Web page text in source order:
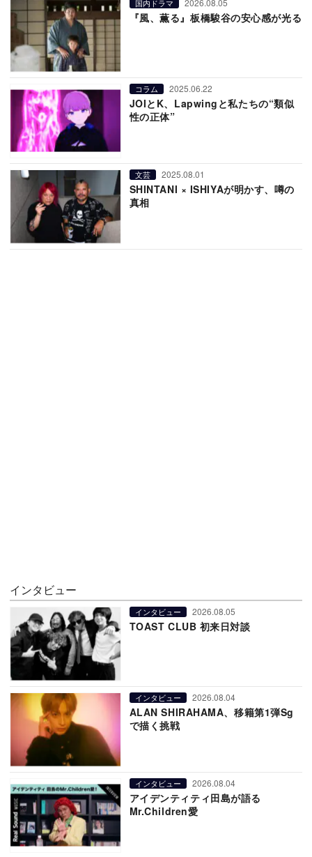
国内ドラマ 2026.08.05
『風、薫る』板橋駿谷の安心感が光る
コラム 2025.06.22
JOIとK、Lapwingと私たちの“類似
性の正体”
文芸 2025.08.01
SHINTANI × ISHIYAが明かす、噂の
真相
インタビュー
インタビュー 2026.08.05
TOAST CLUB 初来日対談
インタビュー 2026.08.04
ALAN SHIRAHAMA、移籍第1弾Sg
で描く挑戦
インタビュー 2026.08.04
アイデンティティ田島が語る
Mr.Children愛